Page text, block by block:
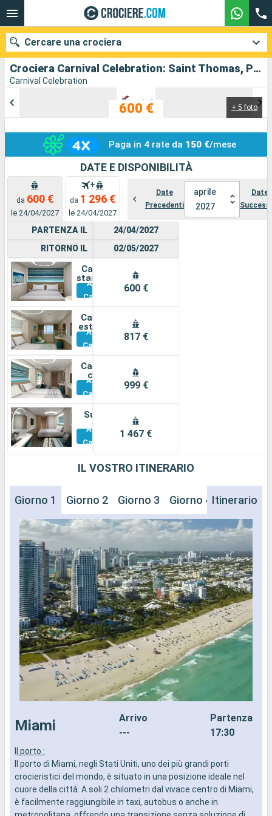
Crociera Carnival Celebration: Saint Thomas, Portorico, Repubblica dominicana, Bahamas, Stati uniti in partenza da Miami
Carnival Celebration
+ 5 foto
600 €
Paga in 4 rate da 150 €/mese
DATE E DISPONIBILITÀ
da 600 €
le 24/04/2027
+
da 1 296 €
le 24/04/2027
Date
Precedenti
aprile
2027
Date
PARTENZA IL
RITORNO IL
Cabina
standard
Altre
Cabine
Cabina
esterna
Altre
Cabine
Cabina
con
balcone
Altre
Cabine
Suite
Altre
Cabine
24/04/2027
02/05/2027
600 €
817 €
999 €
1 467 €
IL VOSTRO ITINERARIO
Giorno 1 Giorno 2 Giorno 3 Giorno 4 Giorno 5
Itinerario
Miami
Arrivo
---
Partenza
17:30
Il porto :
Il porto di Miami, negli Stati Uniti, uno dei più grandi porti
crocieristici del mondo, è situato in una posizione ideale nel
cuore della città. A soli 2 chilometri dal vivace centro di Miami,
è facilmente raggiungibile in taxi, autobus o anche in
Cercare una crociera
Mesi di partenza
Compagnie
Ricerca